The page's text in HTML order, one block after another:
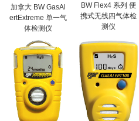
加拿大 BW GasAl
ertExtreme 单一气
体检测仪
BW Flex4 系列 便
携式无线四气体检
测仪